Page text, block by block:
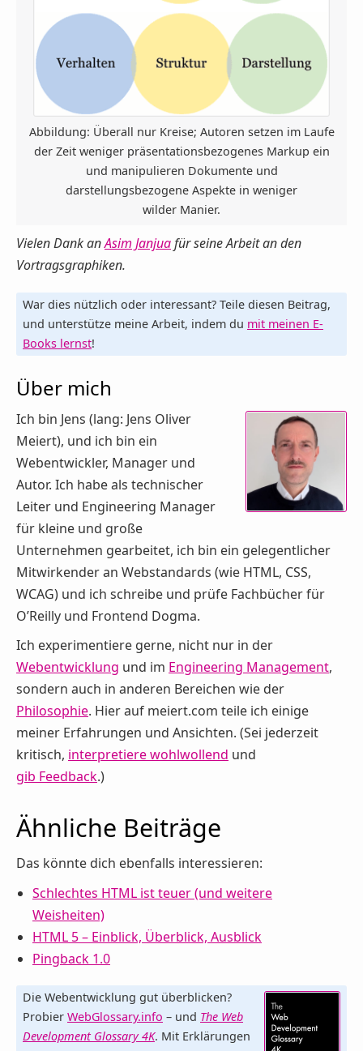
Abbildung: Überall nur Kreise; Autoren setzen im Laufe
der Zeit weniger präsentationsbezogenes Markup ein
und manipulieren Dokumente und
darstellungsbezogene Aspekte in weniger
wilder Manier.
Vielen Dank anAsim Janjuafür seine Arbeit an den
Vortragsgraphiken.
War dies nützlich oder interessant? Teile diesen Beitrag,
und unterstütze meine Arbeit, indem du mit meinen E-
Books lernst!
Über mich
Ich bin Jens (lang: Jens Oliver
Meiert), und ich bin ein
Webentwickler, Manager und
Autor. Ich habe als technischer
Leiter und Engineering Manager
für kleine und große
Unternehmen gearbeitet, ich bin ein gelegentlicher
Mitwirkender an Webstandards (wie HTML, CSS,
WCAG) und ich schreibe und prüfe Fachbücher für
O’Reilly und Frontend Dogma.
Ich experimentiere gerne, nicht nur in der
Webentwicklung und im Engineering Management,
sondern auch in anderen Bereichen wie der
Philosophie. Hier auf meiert.com teile ich einige
meiner Erfahrungen und Ansichten. (Sei jederzeit
kritisch, interpretiere wohlwollend und
gib Feedback.)
Ähnliche Beiträge
Das könnte dich ebenfalls interessieren:
Schlechtes HTML ist teuer (und weitere
Weisheiten)
HTML 5 – Einblick, Überblick, Ausblick
Pingback 1.0
Die Webentwicklung gut überblicken?
Probier WebGlossary.info – und The Web
Development Glossary 4K. Mit Erklärungen